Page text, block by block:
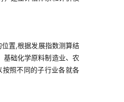
置,根据发展指数测算结
基础化学原料制造业、农
照不同的子行业各就各